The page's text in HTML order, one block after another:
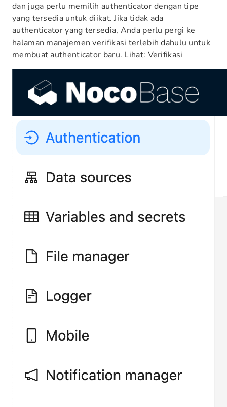
dan juga perlu memilih authenticator dengan tipe
yang tersedia untuk diikat. Jika tidak ada
authenticator yang tersedia, Anda perlu pergi ke
halaman manajemen verifikasi terlebih dahulu untuk
membuat authenticator baru. Lihat: Verifikasi